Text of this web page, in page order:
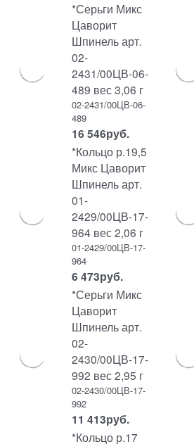
*Серьги Микс
Цаворит
Шпинель арт.
02-
2431/00ЦВ-06-
489 вес 3,06 г
02-2431/00ЦВ-06-
489
16 546руб.
*Кольцо р.19,5
Микс Цаворит
Шпинель арт.
01-
2429/00ЦВ-17-
964 вес 2,06 г
01-2429/00ЦВ-17-
964
6 473руб.
*Серьги Микс
Цаворит
Шпинель арт.
02-
2430/00ЦВ-17-
992 вес 2,95 г
02-2430/00ЦВ-17-
992
11 413руб.
*Кольцо р.17